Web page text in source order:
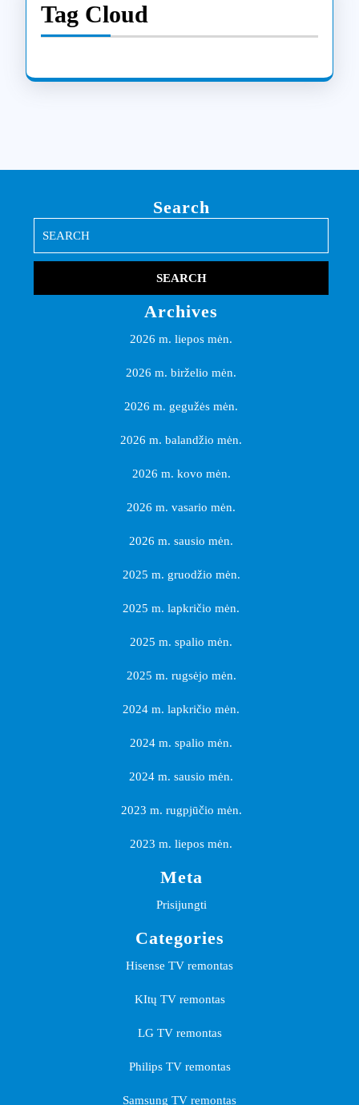
Tag Cloud
Search
for:
Archives
2026 m. liepos mėn.
2026 m. birželio mėn.
2026 m. gegužės mėn.
2026 m. balandžio mėn.
2026 m. kovo mėn.
2026 m. vasario mėn.
2026 m. sausio mėn.
2025 m. gruodžio mėn.
2025 m. lapkričio mėn.
2025 m. spalio mėn.
2025 m. rugsėjo mėn.
2024 m. lapkričio mėn.
2024 m. spalio mėn.
2024 m. sausio mėn.
2023 m. rugpjūčio mėn.
2023 m. liepos mėn.
Meta
Prisijungti
Categories
Hisense TV remontas
KItų TV remontas
LG TV remontas
Philips TV remontas
Samsung TV remontas